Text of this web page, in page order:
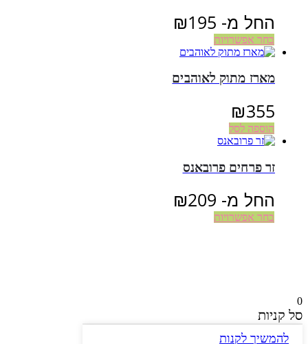
החל מ- ₪195
בחר אפשרויות
מארז מתוק לאוהבים
₪355
הוספה לסל
זר פרחים פרובאנס
החל מ- ₪209
בחר אפשרויות
0
סל קניות
להמשיך לקנות